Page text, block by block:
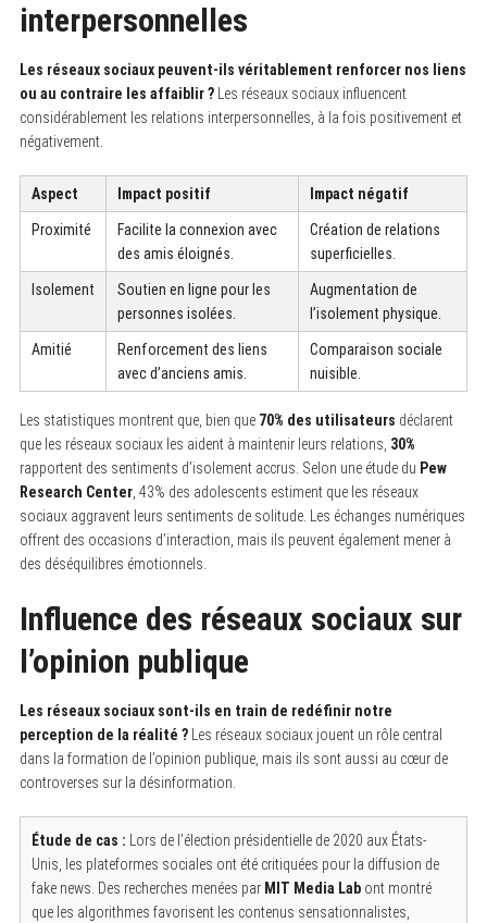
interpersonnelles
Les réseaux sociaux peuvent-ils véritablement renforcer nos liens
ou au contraire les affaiblir ?Les réseaux sociaux influencent
considérablement les relations interpersonnelles, à la fois positivement et
négativement.
Aspect Impact positif Impact négatif
Proximité
Facilite la connexion avec
des amis éloignés.
Création de relations
superficielles.
Isolement
Soutien en ligne pour les
personnes isolées.
Augmentation de
l’isolement physique.
Amitié
Renforcement des liens
avec d’anciens amis.
Comparaison sociale
nuisible.
Les statistiques montrent que, bien que 70% des utilisateurs déclarent
que les réseaux sociaux les aident à maintenir leurs relations, 30%
rapportent des sentiments d’isolement accrus. Selon une étude du Pew
Research Center, 43% des adolescents estiment que les réseaux
sociaux aggravent leurs sentiments de solitude. Les échanges numériques
offrent des occasions d’interaction, mais ils peuvent également mener à
des déséquilibres émotionnels.
Influence des réseaux sociaux sur
l’opinion publique
Les réseaux sociaux sont-ils en train de redéfinir notre
perception de la réalité ?Les réseaux sociaux jouent un rôle central
dans la formation de l’opinion publique, mais ils sont aussi au cœur de
controverses sur la désinformation.
Étude de cas : Lors de l’élection présidentielle de 2020 aux États-
Unis, les plateformes sociales ont été critiquées pour la diffusion de
fake news. Des recherches menées par MIT Media Labont montré
que les algorithmes favorisent les contenus sensationnalistes,